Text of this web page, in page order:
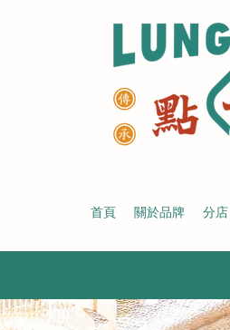
首頁 關於品牌 分店